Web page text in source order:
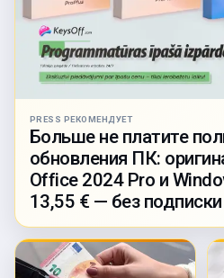
PRESS РЕКОМЕНДУЕТ
Больше не платите
обновления ПК:
Office 2024 Pro и
13,55 € — без подписки